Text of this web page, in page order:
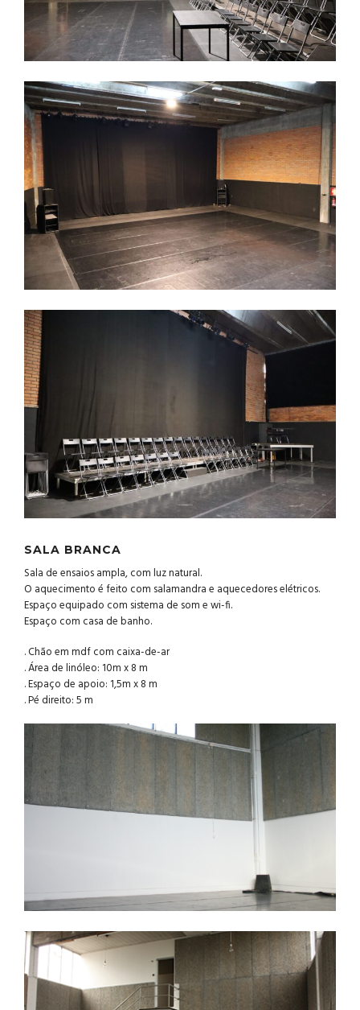
SALA BRANCA
Sala de ensaios ampla, com luz natural.
O aquecimento é feito com salamandra e aquecedores elétricos.
Espaço equipado com sistema de som e wi-fi.
Espaço com casa de banho.
. Chão em mdf com caixa-de-ar
. Área de linóleo: 10m x 8 m
. Espaço de apoio: 1,5m x 8 m
. Pé direito: 5 m